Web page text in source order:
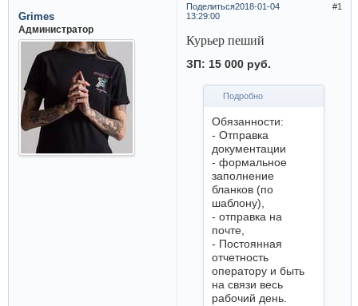
Поделиться 1
2018-01-04
13:29:00
Grimes
Администратор
Курьер пеший
ЗП: 15 000 руб.
Подробно
Обязанности:
- Отправка
документации
- формальное
заполнение
бланков (по
шаблону),
- отправка на
почте,
- Постоянная
отчетность
оператору и быть
на связи весь
рабочий день.